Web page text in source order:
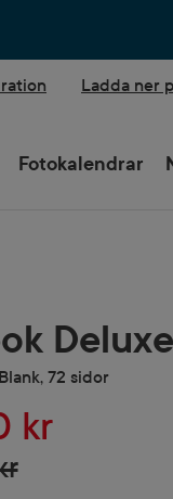
Ladda ner
Fotokalendrar
Deluxe
72 sidor
kr